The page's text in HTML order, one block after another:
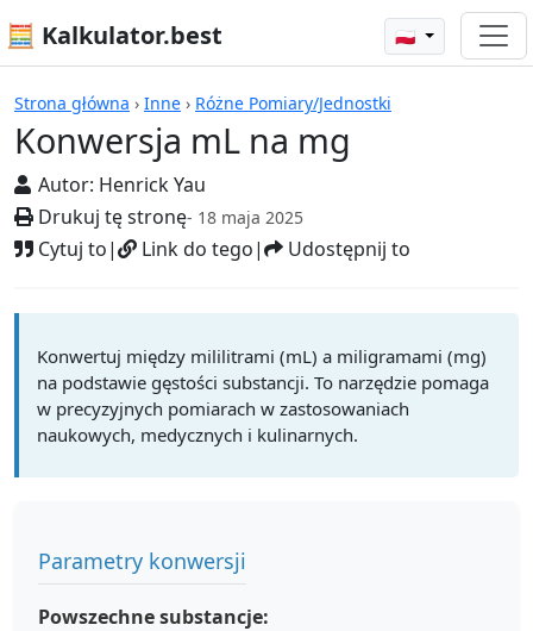
🧮 Kalkulator.best 🇵🇱
Strona główna › Inne › Różne Pomiary/Jednostki
Konwersja mL na mg
Autor: Henrick Yau
Drukuj tę stronę- 18 maja 2025
Cytuj to| Link do tego| Udostępnij to
Kalkulatory
Konwertuj między mililitrami (mL) a miligramami (mg)
na podstawie gęstości substancji. To narzędzie pomaga
w precyzyjnych pomiarach w zastosowaniach
naukowych, medycznych i kulinarnych.
Parametry konwersji
Powszechne substancje: